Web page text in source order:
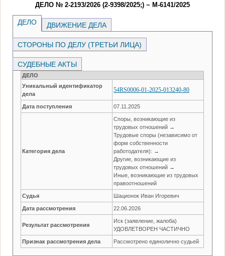
ДЕЛО № 2-2193/2026 (2-9398/2025;) ~ М-6141/2025
ДЕЛО ДВИЖЕНИЕ ДЕЛА
СТОРОНЫ ПО ДЕЛУ (ТРЕТЬИ ЛИЦА)
СУДЕБНЫЕ АКТЫ
ДЕЛО
Уникальный идентификатор
дела
54RS0006-01-2025-013240-80
Дата поступления 07.11.2025
Категория дела
Споры, возникающие из
трудовых отношений →
Трудовые споры (независимо от
форм собственности
работодателя): →
Другие, возникающие из
трудовых отношений →
Иные, возникающие из трудовых
правоотношений
Судья Шационок Иван Игоревич
Дата рассмотрения 22.06.2026
Результат рассмотрения
Иск (заявление, жалоба)
УДОВЛЕТВОРЕН ЧАСТИЧНО
Признак рассмотрения дела Рассмотрено единолично судьей